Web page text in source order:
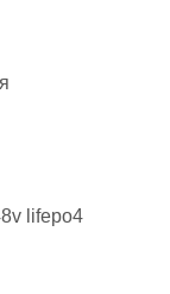
lifepo4